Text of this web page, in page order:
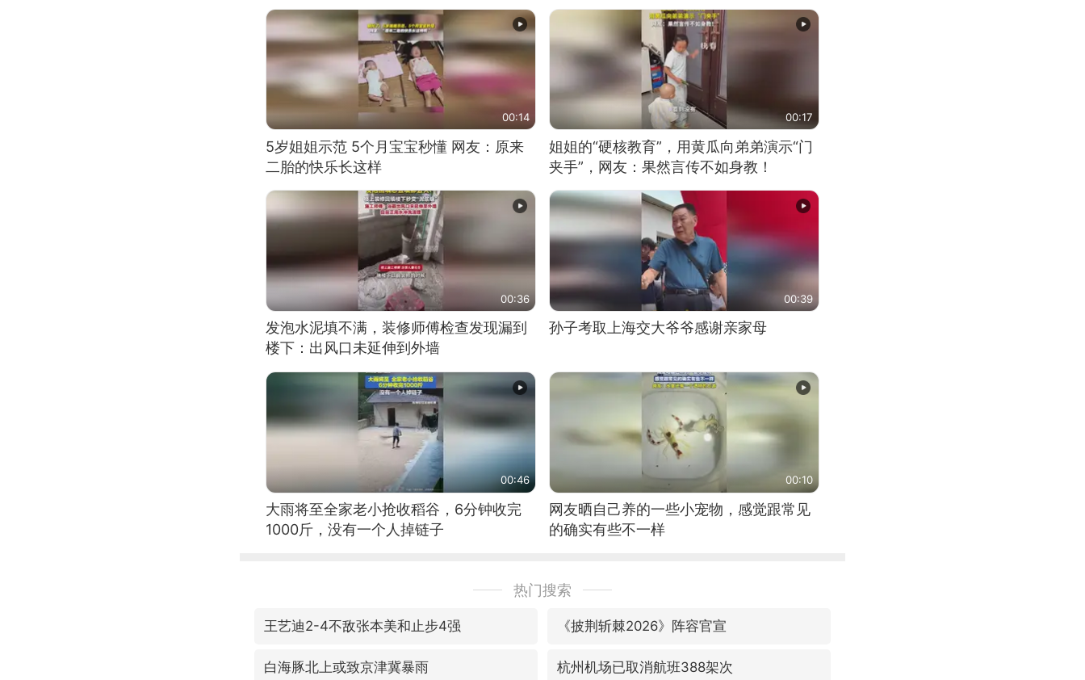
00:14
5岁姐姐示范 5个月宝宝秒懂 网友：原来
二胎的快乐长这样
00:17
姐姐的“硬核教育”，用黄瓜向弟弟演示“门
夹手”，网友：果然言传不如身教！
00:36
发泡水泥填不满，装修师傅检查发现漏到
楼下：出风口未延伸到外墙
00:39
孙子考取上海交大爷爷感谢亲家母
00:46
大雨将至全家老小抢收稻谷，6分钟收完
1000斤，没有一个人掉链子
00:10
网友晒自己养的一些小宠物，感觉跟常见
的确实有些不一样
热门搜索
王艺迪2-4不敌张本美和止步4强 《披荆斩棘2026》阵容官宣
白海豚北上或致京津冀暴雨 杭州机场已取消航班388架次